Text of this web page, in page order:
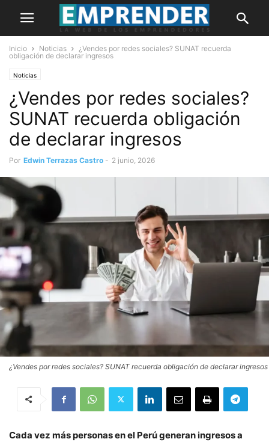
Inicio Noticias
¿Vendes por redes sociales? SUNAT recuerda
obligación de declarar ingresos
Noticias
¿Vendes por redes sociales?
SUNAT recuerda obligación
de declarar ingresos
Por Edwin Terrazas Castro - 2 junio, 2026
¿Vendes por redes sociales? SUNAT recuerda obligación de declarar ingresos
Cada vez más personas en el Perú generan ingresos a